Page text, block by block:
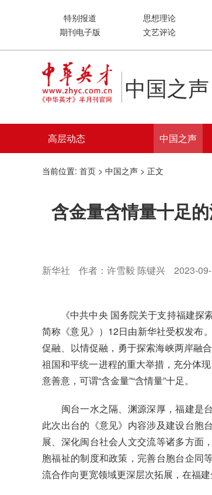
特别报道 思想理论
期刊电子版
文艺评论
中国之声
高层动态 中国之声
当前位置: 首页 > 中国之声 > 正文
含金量含情量十足
新华社 作者：许雪毅 陈键兴 2023-
《中共中央 国务院关于支持福建
简称《意见》）12日由新华社受权发布
促融、以情促融，勇于探索海峡两岸融
祖国和平统一进程的重大举措，充分体
意善意，可谓“含金量”“含情量”十足。
闽台一水之隔、渊源深厚，福建是台
此次出台的《意见》内容涉及建设台胞
展、深化闽台社会人文交流等诸多方面
胞福祉的制度和政策，完善台胞台企同
流合作向更宽领域更深层次拓展，在福建